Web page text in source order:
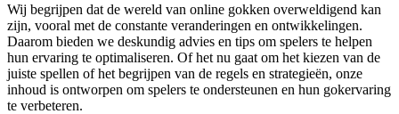
Wij begrijpen dat de wereld van online gokken overweldigend kan
zijn, vooral met de constante veranderingen en ontwikkelingen.
Daarom bieden we deskundig advies en tips om spelers te helpen
hun ervaring te optimaliseren. Of het nu gaat om het kiezen van de
juiste spellen of het begrijpen van de regels en strategieën, onze
inhoud is ontworpen om spelers te ondersteunen en hun gokervaring
te verbeteren.